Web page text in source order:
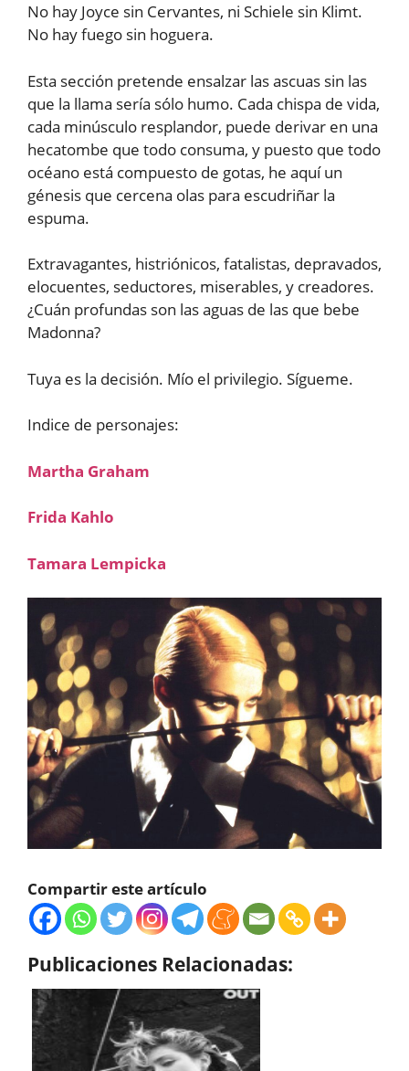
No hay Joyce sin Cervantes, ni Schiele sin Klimt.
No hay fuego sin hoguera.
Esta sección pretende ensalzar las ascuas sin las
que la llama sería sólo humo. Cada chispa de vida,
cada minúsculo resplandor, puede derivar en una
hecatombe que todo consuma, y puesto que todo
océano está compuesto de gotas, he aquí un
génesis que cercena olas para escudriñar la
espuma.
Extravagantes, histriónicos, fatalistas, depravados,
elocuentes, seductores, miserables, y creadores.
¿Cuán profundas son las aguas de las que bebe
Madonna?
Tuya es la decisión. Mío el privilegio. Sígueme.
Indice de personajes:
Martha Graham
Frida Kahlo
Tamara Lempicka
Compartir este artículo
Publicaciones Relacionadas: